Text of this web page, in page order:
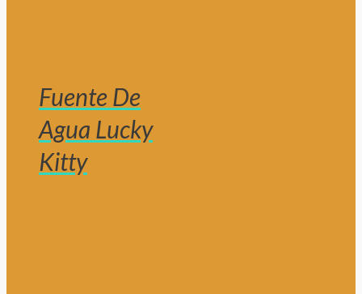
Fuente De
Agua Lucky
Kitty